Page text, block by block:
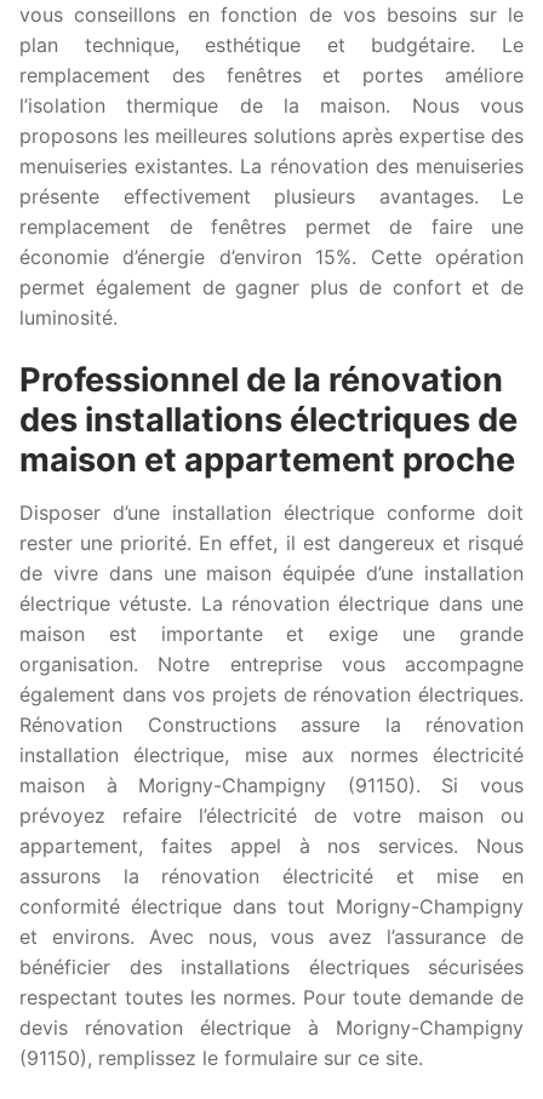
vous conseillons en fonction de vos besoins sur le
plan technique, esthétique et budgétaire. Le
remplacement des fenêtres et portes améliore
l’isolation thermique de la maison. Nous vous
proposons les meilleures solutions après expertise des
menuiseries existantes. La rénovation des menuiseries
présente effectivement plusieurs avantages. Le
remplacement de fenêtres permet de faire une
économie d’énergie d’environ 15%. Cette opération
permet également de gagner plus de confort et de
luminosité.
Professionnel de la rénovation
des installations électriques de
maison et appartement proche
Disposer d’une installation électrique conforme doit
rester une priorité. En effet, il est dangereux et risqué
de vivre dans une maison équipée d’une installation
électrique vétuste. La rénovation électrique dans une
maison est importante et exige une grande
organisation. Notre entreprise vous accompagne
également dans vos projets de rénovation électriques.
Rénovation Constructions assure la rénovation
installation électrique, mise aux normes électricité
maison à Morigny-Champigny (91150). Si vous
prévoyez refaire l’électricité de votre maison ou
appartement, faites appel à nos services. Nous
assurons la rénovation électricité et mise en
conformité électrique dans tout Morigny-Champigny
et environs. Avec nous, vous avez l’assurance de
bénéficier des installations électriques sécurisées
respectant toutes les normes. Pour toute demande de
devis rénovation électrique à Morigny-Champigny
(91150), remplissez le formulaire sur ce site.